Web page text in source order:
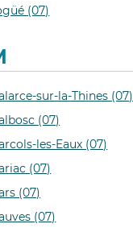
(07)
sur-la-Thines (07)
(07)
les-Eaux (07)
(07)
(07)
(07)